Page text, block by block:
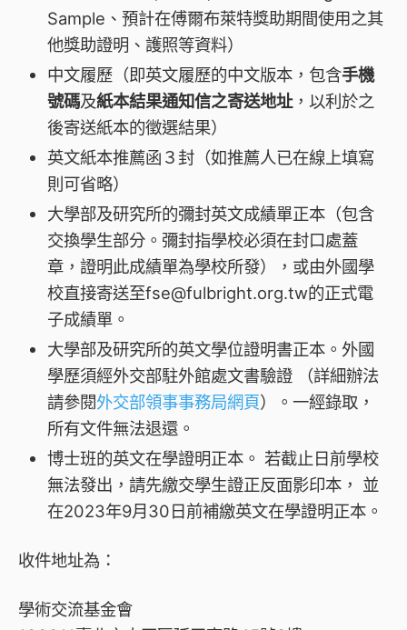
Sample、預計在傅爾布萊特獎助期間使用之其
他獎助證明、護照等資料）
中文履歷（即英文履歷的中文版本，包含手機
號碼及紙本結果通知信之寄送地址，以利於之
後寄送紙本的徵選結果）
英文紙本推薦函３封（如推薦人已在線上填寫
則可省略）
大學部及研究所的彌封英文成績單正本（包含
交換學生部分。彌封指學校必須在封口處蓋
章，證明此成績單為學校所發），或由外國學
校直接寄送至fse@fulbright.org.tw的正式電
子成績單。
大學部及研究所的英文學位證明書正本。外國
學歷須經外交部駐外館處文書驗證 （詳細辦法
請參閱外交部領事事務局網頁）。一經錄取，
所有文件無法退還。
博士班的英文在學證明正本。 若截止日前學校
無法發出，請先繳交學生證正反面影印本， 並
在2023年9月30日前補繳英文在學證明正本。
收件地址為：
學術交流基金會